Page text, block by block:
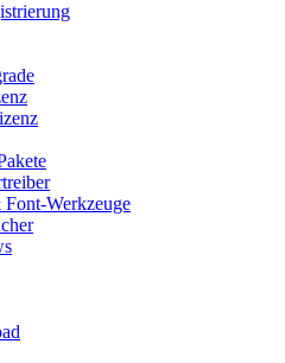
Werkzeuge